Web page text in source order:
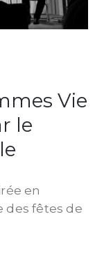
Vie
le
en
des fêtes de